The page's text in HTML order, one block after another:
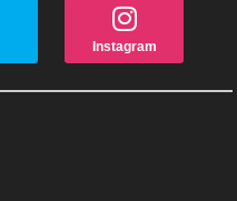
Instagram